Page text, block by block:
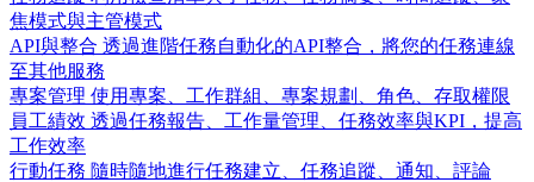
焦模式與主管模式
API與整合 透過進階任務自動化的API整合，將您的任務連線
至其他服務
專案管理 使用專案、工作群組、專案規劃、角色、存取權限
員工績效 透過任務報告、工作量管理、任務效率與KPI，提高
工作效率
行動任務 隨時隨地進行任務建立、任務追蹤、通知、評論